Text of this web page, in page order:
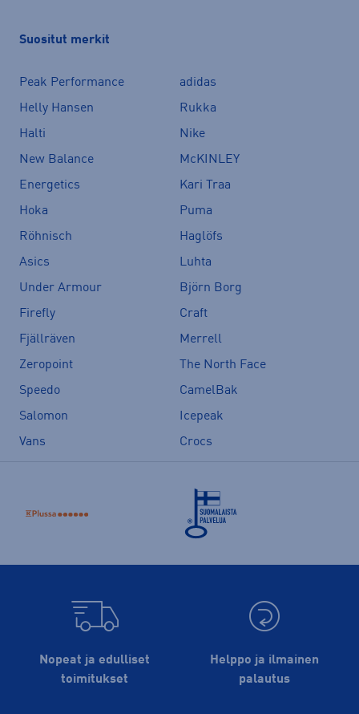
Suositut merkit
Peak Performance
adidas
Helly Hansen
Rukka
Halti
Nike
New Balance
McKINLEY
Energetics
Kari Traa
Hoka
Puma
Röhnisch
Haglöfs
Asics
Luhta
Under Armour
Björn Borg
Firefly
Craft
Fjällräven
Merrell
Zeropoint
The North Face
Speedo
CamelBak
Salomon
Icepeak
Vans
Crocs
Nopeat ja edulliset
toimitukset
Helppo ja ilmainen
palautus